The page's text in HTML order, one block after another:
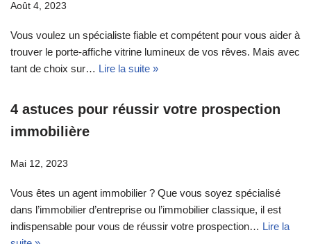
Août 4, 2023
Vous voulez un spécialiste fiable et compétent pour vous aider à
trouver le porte-affiche vitrine lumineux de vos rêves. Mais avec
tant de choix sur… Lire la suite »
4 astuces pour réussir votre prospection
immobilière
Mai 12, 2023
Vous êtes un agent immobilier ? Que vous soyez spécialisé
dans l’immobilier d’entreprise ou l’immobilier classique, il est
indispensable pour vous de réussir votre prospection… Lire la